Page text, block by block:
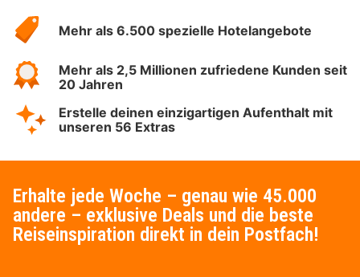
Hotelspecials
Mehr als 6.500 spezielle Hotelangebote
Mehr als 2,5 Millionen zufriedene Kunden seit
20 Jahren
Erstelle deinen einzigartigen Aufenthalt mit
unseren 56 Extras
Erhalte jede Woche – genau wie 45.000
andere – exklusive Deals und die beste
Reiseinspiration direkt in dein Postfach!